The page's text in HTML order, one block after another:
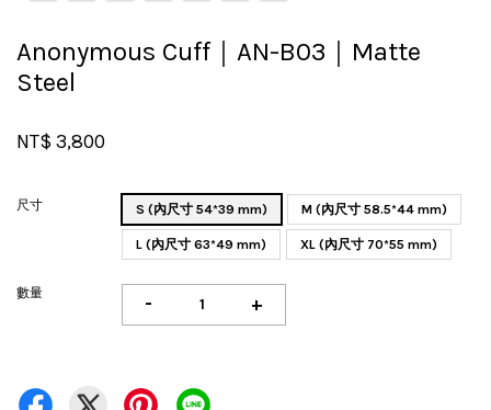
Anonymous Cuff｜AN-B03｜Matte
Steel
NT$ 3,800
尺寸 S (內尺寸 54*39 mm) M (內尺寸 58.5*44 mm)
L (內尺寸 63*49 mm) XL (內尺寸 70*55 mm)
數量
- +